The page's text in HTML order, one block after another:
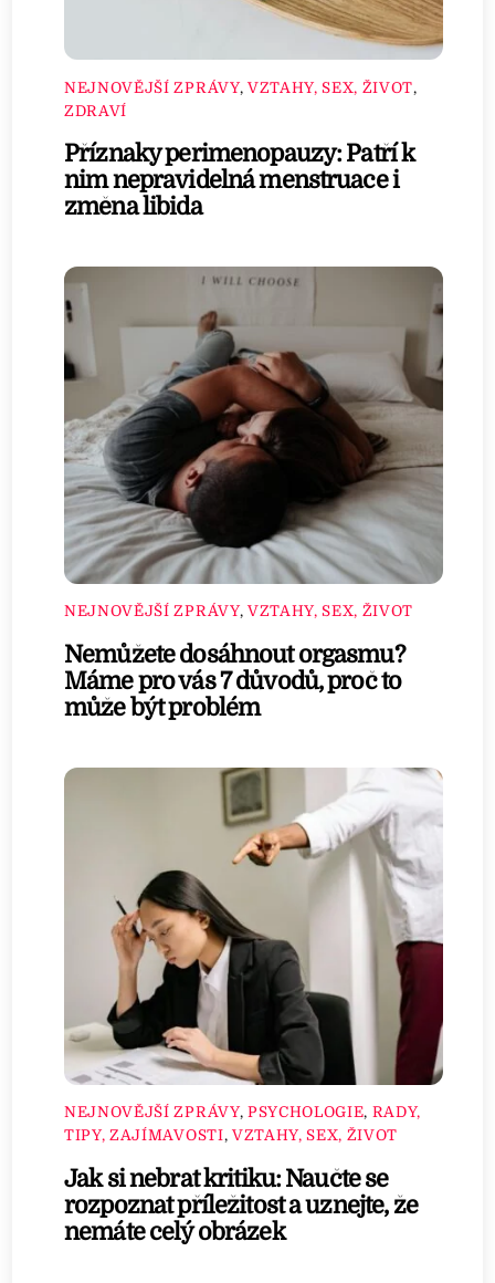
NEJNOVĚJŠÍ ZPRÁVY, VZTAHY, SEX, ŽIVOT,
ZDRAVÍ
Příznaky perimenopauzy: Patří k
nim nepravidelná menstruace i
změna libida
NEJNOVĚJŠÍ ZPRÁVY, VZTAHY, SEX, ŽIVOT
Nemůžete dosáhnout orgasmu?
Máme pro vás 7 důvodů, proč to
může být problém
NEJNOVĚJŠÍ ZPRÁVY, PSYCHOLOGIE, RADY,
TIPY, ZAJÍMAVOSTI, VZTAHY, SEX, ŽIVOT
Jak si nebrat kritiku: Naučte se
rozpoznat příležitost a uznejte, že
nemáte celý obrázek